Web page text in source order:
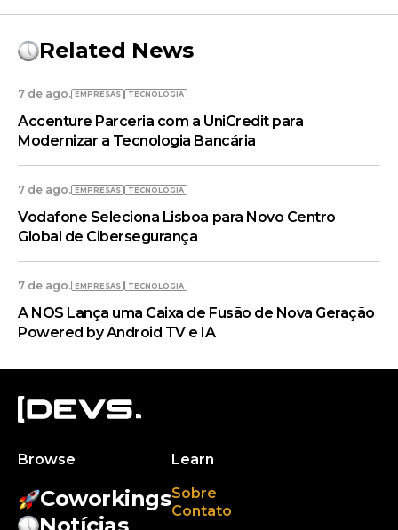
Related News
7 de ago. EMPRESAS TECNOLOGIA
Accenture Parceria com a UniCredit para
Modernizar a Tecnologia Bancária
7 de ago. EMPRESAS TECNOLOGIA
Vodafone Seleciona Lisboa para Novo Centro
Global de Cibersegurança
7 de ago. EMPRESAS TECNOLOGIA
A NOS Lança uma Caixa de Fusão de Nova Geração
Powered by Android TV e IA
Browse
Coworkings
Learn
Sobre
Contato